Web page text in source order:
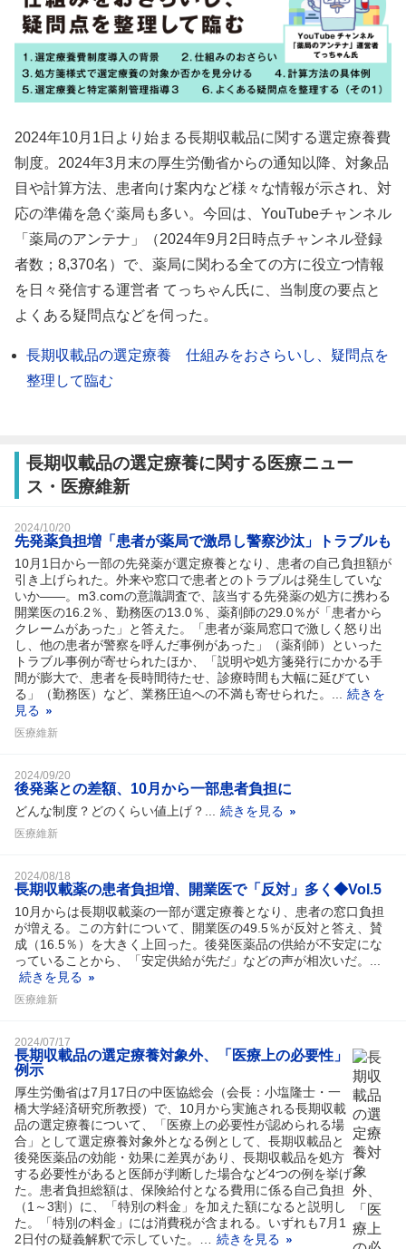
2024年10月1日より始まる長期収載品に関する選定療養費
制度。2024年3月末の厚生労働省からの通知以降、対象品
目や計算方法、患者向け案内など様々な情報が示され、対
応の準備を急ぐ薬局も多い。今回は、YouTubeチャンネル
「薬局のアンテナ」（2024年9月2日時点チャンネル登録
者数；8,370名）で、薬局に関わる全ての方に役立つ情報
を日々発信する運営者 てっちゃん氏に、当制度の要点と
よくある疑問点などを伺った。
長期収載品の選定療養 仕組みをおさらいし、疑問点を
整理して臨む
長期収載品の選定療養に関する医療ニュー
ス・医療維新
2024/10/20
先発薬負担増「患者が薬局で激昂し警察沙汰」トラブルも
10月1日から一部の先発薬が選定療養となり、患者の自己負担額が
引き上げられた。外来や窓口で患者とのトラブルは発生していな
いか――。m3.comの意識調査で、該当する先発薬の処方に携わる
開業医の16.2％、勤務医の13.0％、薬剤師の29.0％が「患者から
クレームがあった」と答えた。「患者が薬局窓口で激しく怒り出
し、他の患者が警察を呼んだ事例があった」（薬剤師）といった
トラブル事例が寄せられたほか、「説明や処方箋発行にかかる手
間が膨大で、患者を長時間待たせ、診療時間も大幅に延びてい
る」（勤務医）など、業務圧迫への不満も寄せられた。... 続きを
見る
医療維新
2024/09/20
後発薬との差額、10月から一部患者負担に
どんな制度？どのくらい値上げ？... 続きを見る
医療維新
2024/08/18
長期収載薬の患者負担増、開業医で「反対」多く◆Vol.5
10月からは長期収載薬の一部が選定療養となり、患者の窓口負担
が増える。この方針について、開業医の49.5％が反対と答え、賛
成（16.5％）を大きく上回った。後発医薬品の供給が不安定にな
っていることから、「安定供給が先だ」などの声が相次いだ。...
続きを見る
医療維新
2024/07/17
長期収載品の選定療養対象外、「医療上の必要性」
例示
厚生労働省は7月17日の中医協総会（会長：小塩隆士・一
橋大学経済研究所教授）で、10月から実施される長期収載
品の選定療養について、「医療上の必要性が認められる場
合」として選定療養対象外となる例として、長期収載品と
後発医薬品の効能・効果に差異があり、長期収載品を処方
する必要性があると医師が判断した場合など4つの例を挙げ
た。患者負担総額は、保険給付となる費用に係る自己負担
（1～3割）に、「特別の料金」を加えた額になると説明し
た。「特別の料金」には消費税が含まれる。いずれも7月1
2日付の疑義解釈で示していた。… 続きを見る